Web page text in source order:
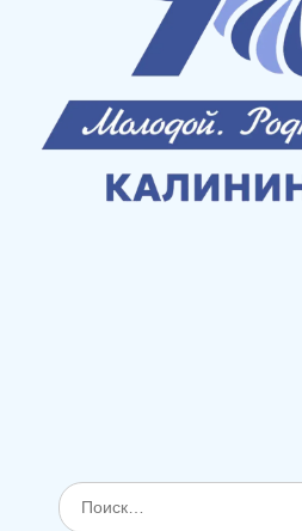
Поиск
по: